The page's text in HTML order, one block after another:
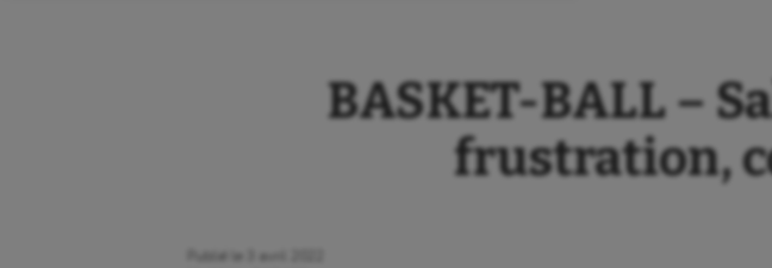
BASKET-BALL –
frustration,
Publié le
3 avril 2022